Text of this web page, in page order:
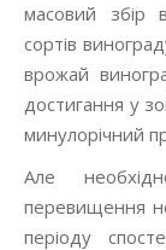
масовий збір
сортів
врожай
достигання у
минулорічний
Але
перевищення
періоду